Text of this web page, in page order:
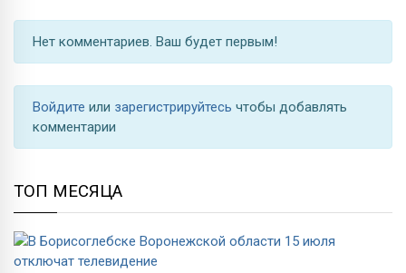
Нет комментариев. Ваш будет первым!
Войдите или зарегистрируйтесь чтобы добавлять
комментарии
ТОП МЕСЯЦА